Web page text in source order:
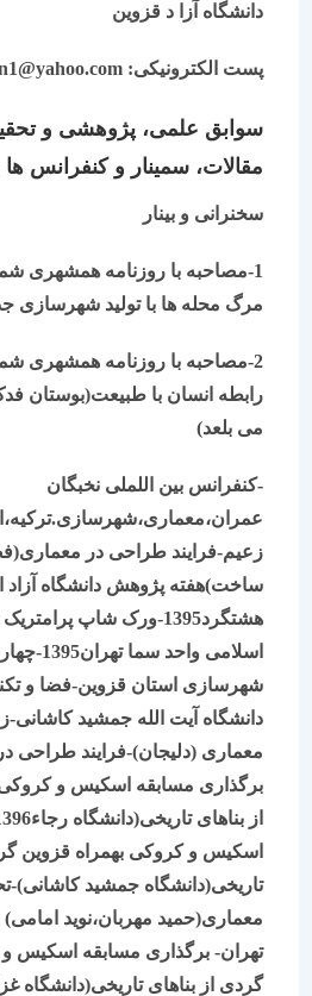
دانشگاه آزا د قزوین
پست الکترونیکی:
سوابق علمی، پژوهشی و تحقیقاتی
مقالات، سمینار و کنفرانس ها و ...)
سخنرانی و بینار
مرگ محله ها با تولید شهرسازی جدید
رابطه انسان با طبیعت(بوستان فدک،آب
می بلعد)
-کنفرانس بین اللملی نخبگان
زعیم-فرایند طراحی در معماری(فضا و
ساخت)هفته پژوهش دانشگاه آزاد
هشتگرد1395-ورک شاپ پرامتریک
اسلامی واحد سما
شهرسازی استان قزوین-فضا و تکنیک
دانشگاه آیت الله جمشید کاشانی-زمینه
معماری (دلیجان)-فرایند طراحی در
برگذاری مسابقه اسکیس و کروکی
از بناهای
اسکیس و کروکی بهمراه قزوین گردی از
تاریخی(دانشگاه جمشید کاشانی)-تحلیل
معماری(حمید مهربان،نوید امامی)
تهران- برگذاری مسابقه اسکیس و
گردی از بناهای تاریخی(دانشگاه